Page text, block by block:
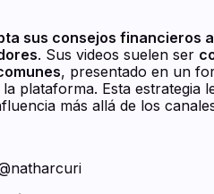
sus consejos financieros
. Sus videos suelen ser
, presentado en un
plataforma. Esta
más allá de los